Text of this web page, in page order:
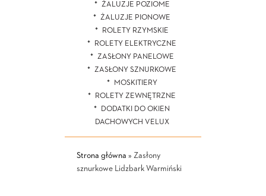
ŻALUZJE POZIOME
ŻALUZJE PIONOWE
ROLETY RZYMSKIE
ROLETY ELEKTRYCZNE
ZASŁONY PANELOWE
ZASŁONY SZNURKOWE
MOSKITIERY
ROLETY ZEWNĘTRZNE
DODATKI DO OKIEN
DACHOWYCH VELUX
Strona główna » Zasłony
sznurkowe Lidzbark Warmiński